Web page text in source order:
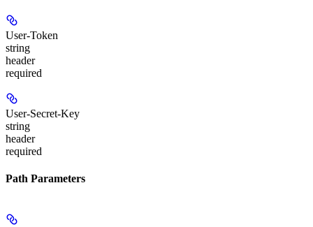
User-Token
string
header
required
User-Secret-Key
string
header
required
Path Parameters